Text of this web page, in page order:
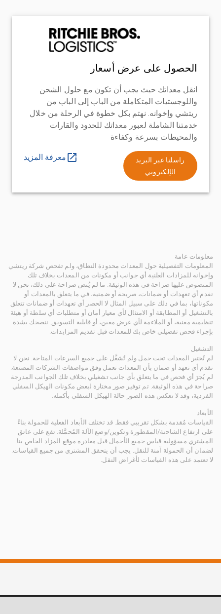
الحصول على عرض أسعار
انقل معداتك حيث يجب أن تكون مع حلول الشحن
واللوجستيات المتكاملة من الباب إلى الباب من
ريتشي وإخوانه. نهتم بكل خطوة في الرحلة من خلال
خدمتنا الشاملة لعبور معداتك للحدود والقارات
والمحيطات بسرعة وكفاءة
راسلنا عبر البريد
الإلكتروني
معرفة المزيد
معلومات عامة
المعلومات التفصيلية حول المعدات محدودة النطاق، ولم تفحص شركة ريتشي
وإخوانه للمزادات العلنية أي جوانب أو مكونات من المعدات بخلاف تلك
المنصوص عليها صراحة في هذه الوثيقة. ما لم يُنص صراحة على ذلك، نحن لا
نقدم أي تعهدات أو ضمانات، صريحة أو ضمنية، في ما يتعلق بالمعدات أو
مكوناتها، بما في ذلك على سبيل المثال لا الحصر أي تعهدات أو ضمانات تتعلق
بالتشغيل أو المطابقة أو الامتثال لأي معيار أمان أو متطلبات أي سلطة أو هيئة
تنظيمية معنية، أو الملاءمة لأي غرض معين، أو قابلية التسويق. ننصحك بشدة
بإجراء فحص تفصيلي خاص بك للمعدات قبل تقديم المزايدات.
التشغيل
لم تُختبر المعدات تحت حمل ولم تُشغَّل على جميع السرعات المتاحة. نحن لا
نقدم أي تعهد أو ضمان بأن المعدات تعمل وفق مواصفات الشركات المصنعة.
لم يُجرَ أي فحص في ما يتعلق بأي جانب تشغيلي بخلاف تلك الجوانب المدرجة
صراحة في هذه الوثيقة. تم توفير صور مختارة لبعض مكونات الهيكل السفلي
الفردية، وقد لا تعكس هذه الصور حالة الهيكل السفلي بأكمله.
الأبعاد
القياسات مُقدمة بشكل تقريبي فقط. قد تختلف الأبعاد الفعلية للحمولة بناءً
على ارتفاع الشاحنة/المقطورة وتكوين/وضع الآلة المُحمَّلة. تقع على عاتق
المشتري مسؤولية قياس جميع الأحمال قبل مغادرة موقع المزاد الخاص بنا
لضمان أن الحمولة آمنة للنقل. يجب أن يتحقق المشتري من جميع القياسات.
لا تعتمد على هذه القياسات لأغراض النقل.